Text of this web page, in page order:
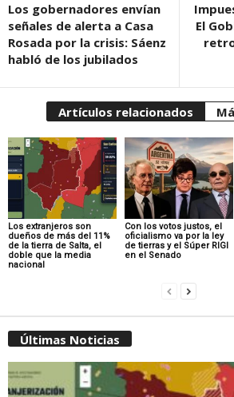
Los gobernadores envían
señales de alerta a Casa
Rosada por la crisis: Sáenz
habló de los jubilados
El
Artículos relacionados
Los extranjeros son
dueños de más del 11%
de la tierra de Salta, el
doble que la media
nacional
Con los votos justos, el
oficialismo va por la ley
de tierras y el Súper RIGI
en el Senado
Últimas Noticias